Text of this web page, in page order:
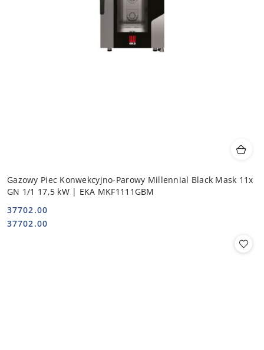
Gazowy Piec Konwekcyjno-Parowy Millennial Black Mask 11x
GN 1/1 17,5 kW | EKA MKF1111GBM
Cena:
37702.00
Cena:
37702.00